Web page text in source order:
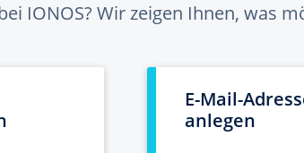
IONOS? Wir zeigen Ihnen, was
E-Mail-
anlegen